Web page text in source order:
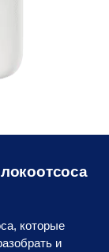
которые
и